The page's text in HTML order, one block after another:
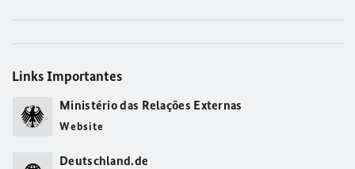
Links Importantes
Ministério das Relações Externas
Website
Deutschland.de